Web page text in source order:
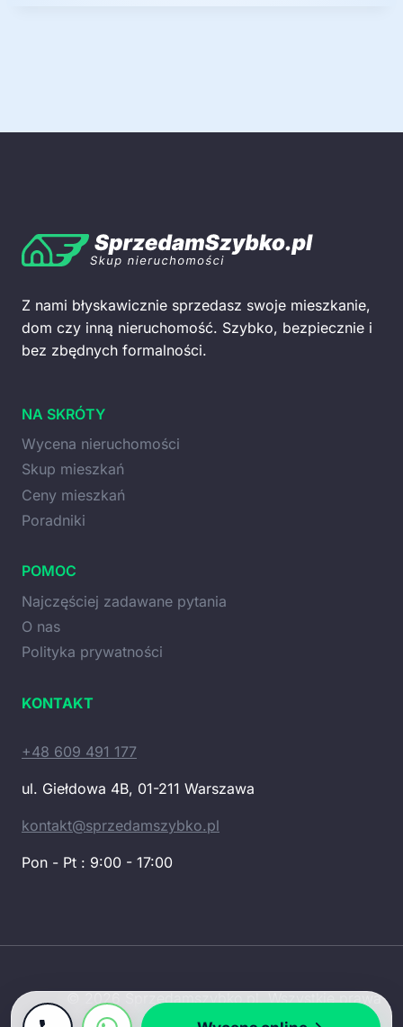
Z nami błyskawicznie sprzedasz swoje mieszkanie,
dom czy inną nieruchomość. Szybko, bezpiecznie i
bez zbędnych formalności.
NA SKRÓTY
Wycena nieruchomości
Skup mieszkań
Ceny mieszkań
Poradniki
POMOC
Najczęściej zadawane pytania
O nas
Polityka prywatności
KONTAKT
+48 609 491 177
ul. Giełdowa 4B, 01-211 Warszawa
kontakt@sprzedamszybko.pl
Pon - Pt : 9:00 - 17:00
© 2026 Sprzedamszybko.pl. Wszystkie prawa
zastrzeżone.